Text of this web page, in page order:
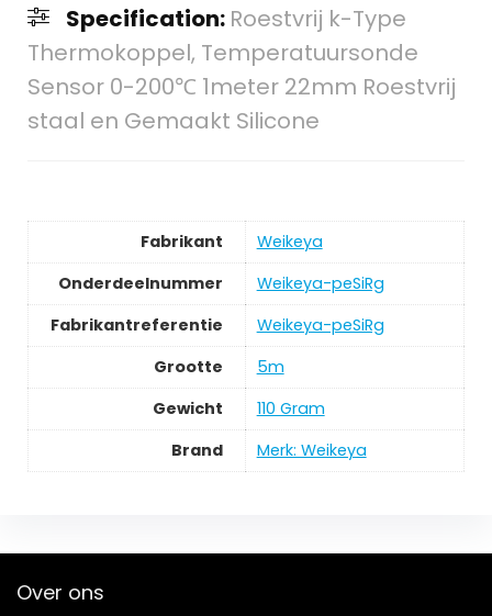
Specification: Roestvrij k-Type
Thermokoppel, Temperatuursonde
Sensor 0-200℃ 1meter 22mm Roestvrij
staal en Gemaakt Silicone
Fabrikant
‎Weikeya
Onderdeelnummer
‎Weikeya-peSiRg
Fabrikantreferentie
‎Weikeya-peSiRg
Grootte
‎5m
Gewicht
‎110 Gram
Brand
Merk: Weikeya
Over ons